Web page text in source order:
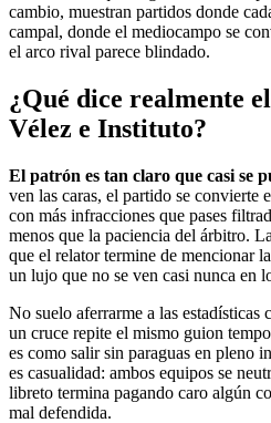
cambio, muestran partidos donde
campal, donde el mediocampo se
el arco rival parece blindado.
¿Qué dice realmente
Vélez e Instituto?
El patrón es tan claro que casi se
ven las caras, el partido se convierte
con más infracciones que pases
menos que la paciencia del árbitro.
que el relator termine de mencionar
un lujo que no se ven casi nunca en
No suelo aferrarme a las estadísticas
un cruce repite el mismo guion
es como salir sin paraguas en pleno
es casualidad: ambos equipos se
libreto termina pagando caro algún
mal defendida.